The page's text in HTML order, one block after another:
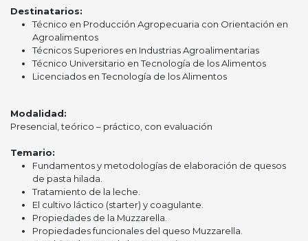
Destinatarios:
Técnico en Producción Agropecuaria con Orientación en
Agroalimentos
Técnicos Superiores en Industrias Agroalimentarias
Técnico Universitario en Tecnología de los Alimentos
Licenciados en Tecnología de los Alimentos
Modalidad:
Presencial, teórico – práctico, con evaluación
Temario:
Fundamentos y metodologías de elaboración de quesos
de pasta hilada.
Tratamiento de la leche.
El cultivo láctico (starter) y coagulante.
Propiedades de la Muzzarella.
Propiedades funcionales del queso Muzzarella.